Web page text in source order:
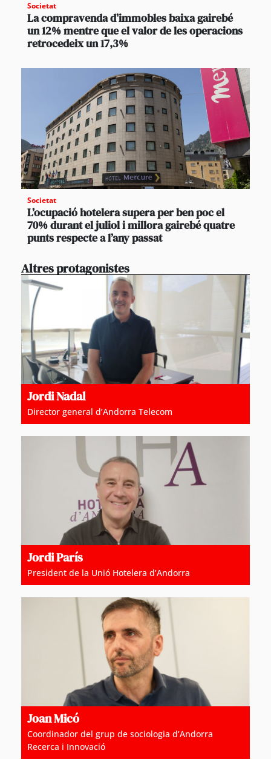
Societat
La compravenda d’immobles baixa gairebé
un 12% mentre que el valor de les operacions
retrocedeix un 17,3%
Societat
L’ocupació hotelera supera per ben poc el
70% durant el juliol i millora gairebé quatre
punts respecte a l’any passat
Altres protagonistes
Jordi Nadal
Director general d’Andorra Telecom
Jordi París
President de la Unió Hotelera d’Andorra
Joan Micó
Coordinador del grup de sociologia d’Andorra
Recerca i Innovació